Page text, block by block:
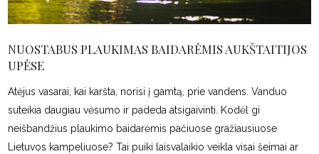
NUOSTABUS PLAUKIMAS BAIDARĖMIS AUKŠTAITIJOS
UPĖSE
Atėjus vasarai, kai karšta, norisi į gamtą, prie vandens. Vanduo
suteikia daugiau vėsumo ir padeda atsigaivinti. Kodėl gi
neišbandžius plaukimo baidarėmis pačiuose gražiausiuose
Lietuvos kampeliuose? Tai puiki laisvalaikio veikla visai šeimai ar